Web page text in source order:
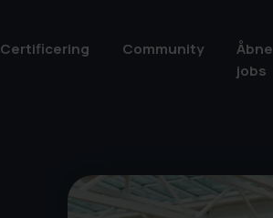
Certificering Community
Åbne
jobs